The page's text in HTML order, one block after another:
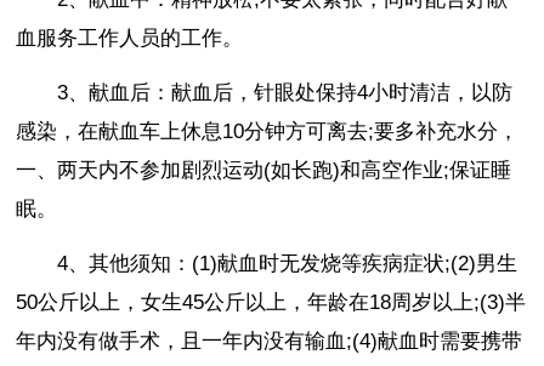
血服务工作人员的工作。
3、献血后：献血后，针眼处保持4小时清洁，以防
感染，在献血车上休息10分钟方可离去;要多补充水分，
一、两天内不参加剧烈运动(如长跑)和高空作业;保证睡
眠。
4、其他须知：(1)献血时无发烧等疾病症状;(2)男生
50公斤以上，女生45公斤以上，年龄在18周岁以上;(3)半
年内没有做手术，且一年内没有输血;(4)献血时需要携带